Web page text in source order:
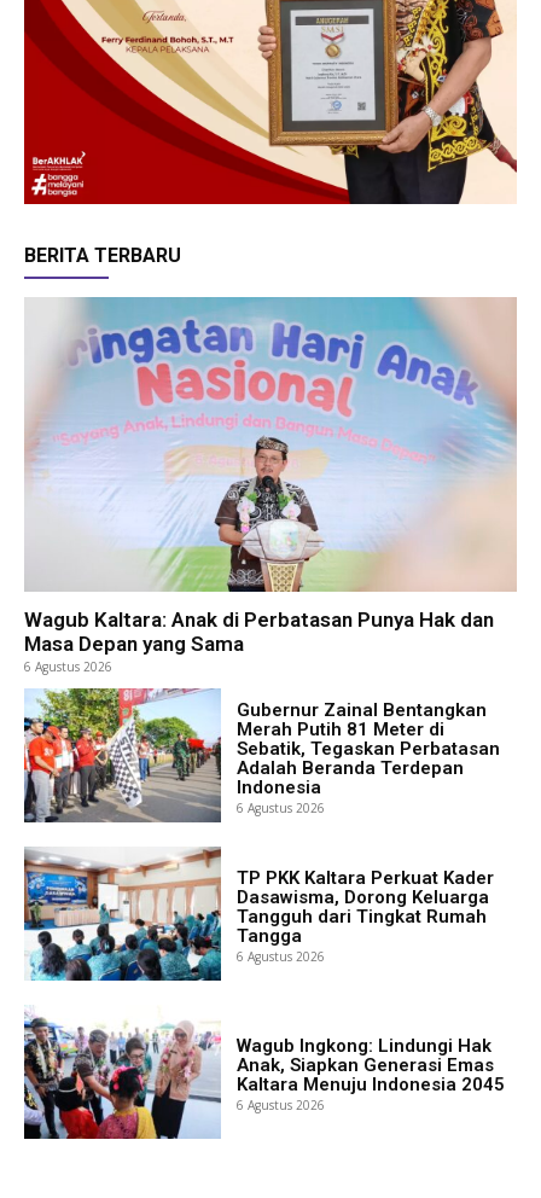
BERITA TERBARU
Wagub Kaltara: Anak di Perbatasan Punya Hak dan
Masa Depan yang Sama
6 Agustus 2026
Gubernur Zainal Bentangkan
Merah Putih 81 Meter di
Sebatik, Tegaskan Perbatasan
Adalah Beranda Terdepan
Indonesia
6 Agustus 2026
TP PKK Kaltara Perkuat Kader
Dasawisma, Dorong Keluarga
Tangguh dari Tingkat Rumah
Tangga
6 Agustus 2026
Wagub Ingkong: Lindungi Hak
Anak, Siapkan Generasi Emas
Kaltara Menuju Indonesia 2045
6 Agustus 2026